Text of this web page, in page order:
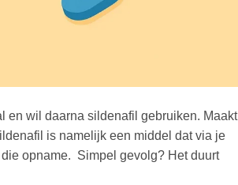
en wil daarna sildenafil gebruiken. Maakt
is namelijk een middel dat via je
opname. Simpel gevolg? Het duurt